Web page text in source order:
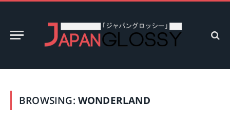
BROWSING: WONDERLAND